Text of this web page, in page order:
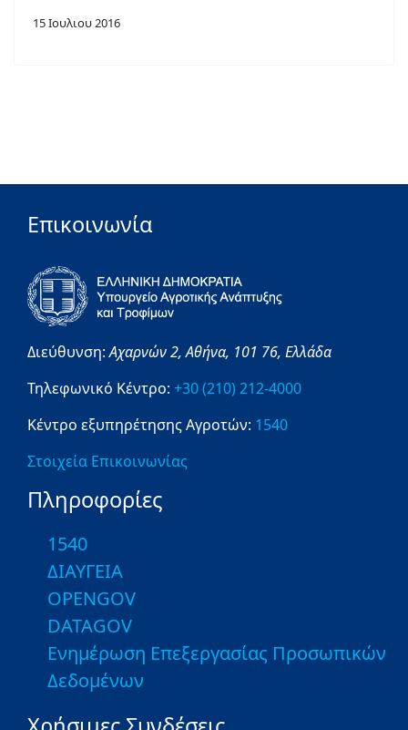
15 Ιουλιου 2016
Επικοινωνία
Διεύθυνση:Αχαρνών 2,Αθήνα, 101 76, Ελλάδα
Τηλεφωνικό Κέντρο: +30 (210) 212-4000
Κέντρο εξυπηρέτησης Αγροτών: 1540
Στοιχεία Επικοινωνίας
Πληροφορίες
1540
ΔΙΑΥΓΕΙΑ
OPENGOV
DATAGOV
Ενημέρωση Επεξεργασίας Προσωπικών
Δεδομένων